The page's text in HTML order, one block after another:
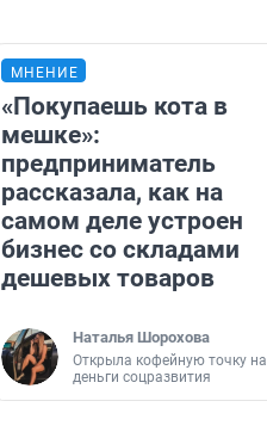
МНЕНИЕ
«Покупаешь кота в
мешке»:
предприниматель
рассказала, как на
самом деле устроен
бизнес со складами
дешевых товаров
Наталья Шорохова
Открыла кофейную точку на
деньги соцразвития